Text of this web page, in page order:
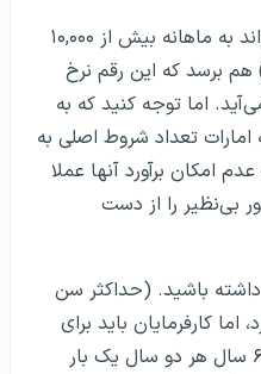
درآمد آشپزها در این کشور می‌تواند به ماهانه بیش از ۱۰,۰۰۰
دلار آمریکا) هم برسد که این رقم نرخ
اما توجه کنید که به
تعداد شروط اصلی به
امکان برآورد آنها عملا
بی‌نظیر را از دست
حداقل ۱۸ سال داشته باشید. (حداکثر سن
اما کارفرمایان باید برای
استخدام نیرو کار بالای ۶۵ سال هر دو سال یک بار